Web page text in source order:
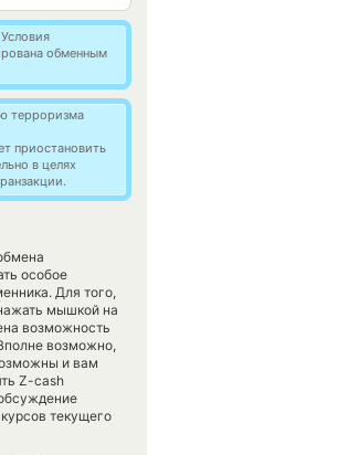
обменным
терроризма
приостановить
в целях
особое
Для того,
мышкой на
возможность
возможно,
и вам
Z-cash
текущего